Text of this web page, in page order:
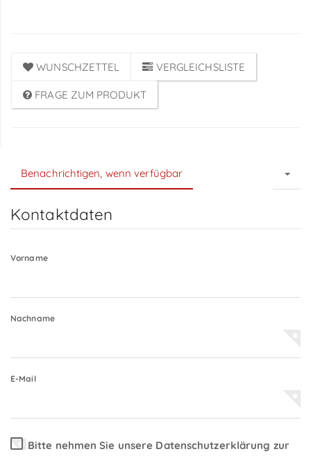
WUNSCHZETTEL VERGLEICHSLISTE
FRAGE ZUM PRODUKT
Benachrichtigen, wenn verfügbar
Kontaktdaten
Vorname
Nachname
E-Mail
Bitte nehmen Sie unsere Datenschutzerklärung zur